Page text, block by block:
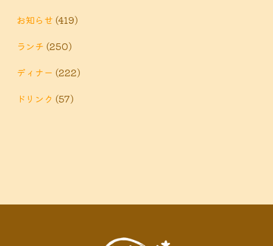
ィナー鶴巻 ランチ
泉鶴巻温泉駅
お知らせ (419)
ランチ (250)
ディナー (222)
ドリンク (57)